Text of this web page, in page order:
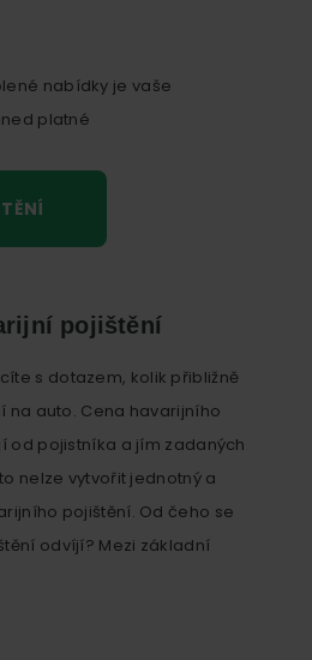
nabídky je vaše
platné
pojištění
s dotazem, kolik přibližně
na auto. Cena havarijního
od pojistníka a jím zadaných
nelze vytvořit jednotný a
pojištění. Od čeho se
odvíjí? Mezi základní